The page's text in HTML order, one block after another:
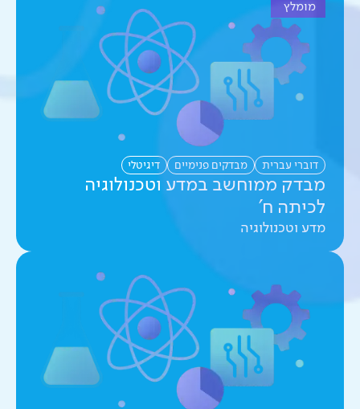
דוברי עברית מבדקים פנימיים דיגיטלי
מבדק ממוחשב במדע וטכנולוגיה
לכיתה ח'
מדע וטכנולוגיה
מומלץ